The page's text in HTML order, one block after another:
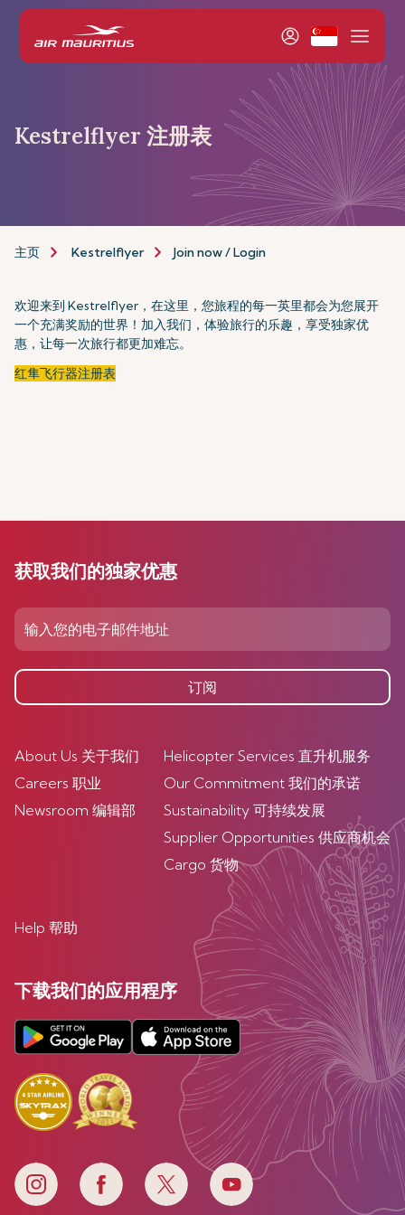
Kestrelflyer 注册表
主页 Kestrelflyer Join now / Login
欢迎来到 Kestrelflyer，在这里，您旅程的每一英里都会为您展开
一个充满奖励的世界！加入我们，体验旅行的乐趣，享受独家优
惠，让每一次旅行都更加难忘。
红隼飞行器注册表
获取我们的独家优惠
订阅
About Us 关于我们
Careers 职业
Newsroom 编辑部
Helicopter Services 直升机服务
Our Commitment 我们的承诺
Sustainability 可持续发展
Supplier Opportunities 供应商机会
Cargo 货物
Help 帮助
下载我们的应用程序